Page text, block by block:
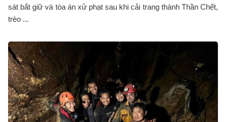
sát bắt giữ và tòa án xử phạt sau khi cải trang thành Thần Chết,
trèo ...